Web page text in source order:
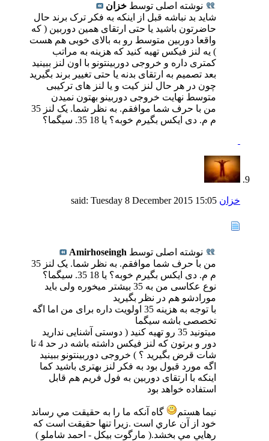
نوشته اصلی توسط خزان
شاید بد نباشه قبل از اینکه به فکر ترک برند حال
حاضرتون باشید یا حتی ارتقای همین دوربین ( که
واقعا دوربین متوسط رو به بالای خوبی هم هست
) یه لنز فیکس تهیه کنید که هزینه به مراتب
کمتری داره و خروجی دوربینتونو با اون لنز ببینید
بعد تصمیم به ارتقای بدنه یا حتی تغییر برند بگیرید
چون در هر حال لنز کیت و یا لنز های ترکیبی
متوسط نهایت خروجی دوربینو بهتون نمیدن
من با حرف شما موافقم. به نظر شما. یک لنز 35
م م. دی ایکس بگیرم خوبه؟ یا 18 35. سیگما؟
خزان Tuesday 8 December 2015 15:05
نوشته اصلی توسط Amirhoseingh
من با حرف شما موافقم. به نظر شما. یک لنز 35
م م. دی ایکس بگیرم خوبه؟ یا 18 35. سیگما؟
نوع عکاسی من به 35 بیشتر میخوره ولی باید
مورادشو هم در نظر بگیرید
با توجه به هزینه 35 اولویت داره برای من اما اگه
تخصصی باشه سیگما
میتونید 35 رو تهیه کنید ( دوستی آشنایی ندارید
دور و برتون که لنز فیکس داشته باشه در حد 4 تا
شات قرض بگیرید ؟ ) خروجی دوربینتونو ببینید
اگه مورد قبول بود به فکر لنز بهتری باشید کما
اینکه با ارتقای دوربین به فول فریم هم قابل
استفاده خواهد بود
نیما هستم
گاه آنكه ما را به حقيقت مي رساند
خود از آن عاري است .زيرا تنها حقيقت است كه
رهايي مي بخشد.( مارگوت بیکل - احمد شاملو )